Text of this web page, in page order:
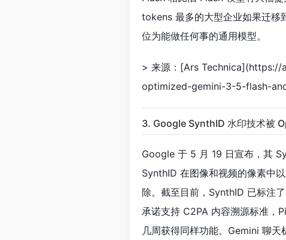
tokens 最多的大型企业如果迁移
位为能做任何事的通用模型。
> 来源：[Ars
optimized-gemini-3-5-flash-
3. Google SynthID 水印技术被
Google 于 5 月 19 日宣布，其
SynthID 在图像和视频的像素中
除。截至目前，SynthID 已标注
承诺支持 C2PA 内容溯源标准，
几周获得同样功能。Gemini 聊天